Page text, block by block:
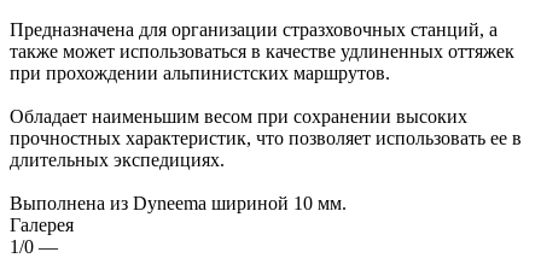
Предназначена для организации стразховочных станций, а
также может использоваться в качестве удлиненных оттяжек
при прохождении альпинистских маршрутов.
Обладает наименьшим весом при сохранении высоких
прочностных характеристик, что позволяет использовать ее в
длительных экспедициях.
Выполнена из Dyneema шириной 10 мм.
Галерея
1/0 —